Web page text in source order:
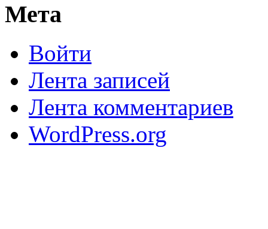
Мета
Войти
Лента записей
Лента комментариев
WordPress.org